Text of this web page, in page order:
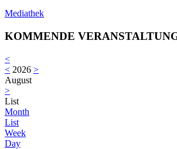
Mediathek
KOMMENDE
<
< 2026 >
August
>
List
Month
List
Week
Day